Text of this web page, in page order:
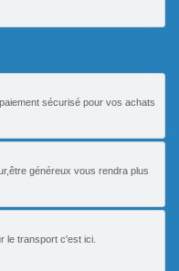
sécurisé pour vos achats
généreux vous rendra plus
le transport c'est ici.